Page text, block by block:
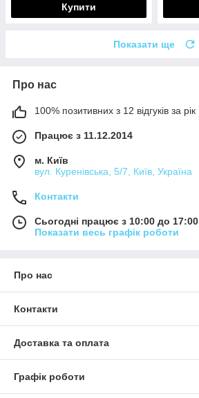
Купити
Показати ще
Про нас
100% позитивних з 12 відгуків за рік
Працює з 11.12.2014
м. Київ
вул. Куренівська, 5/7, Київ, Україна
Контакти
Сьогодні працює з 10:00 до 17:00
Показати весь графік роботи
Про нас
Контакти
Доставка та оплата
Графік роботи